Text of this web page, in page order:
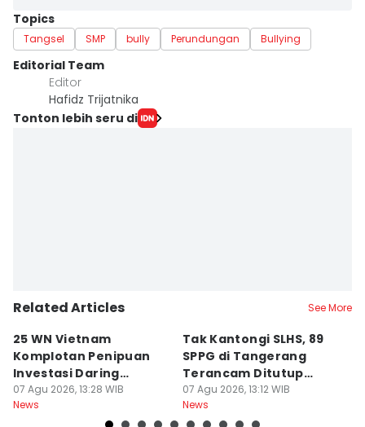
Topics
Tangsel SMP bully Perundungan Bullying
Editorial Team
Editor
Hafidz Trijatnika
Tonton lebih seru di
Related Articles See More
25 WN Vietnam
Komplotan Penipuan
Investasi Daring
Dideportasi
07 Agu 2026, 13:28 WIB
News
Tak Kantongi SLHS, 89
SPPG di Tangerang
Terancam Ditutup
Permanen
07 Agu 2026, 13:12 WIB
News